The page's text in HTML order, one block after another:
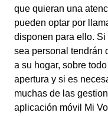
que quieran una
pueden optar por
disponen para ello.
sea personal tendrán
a su hogar, sobre
apertura y si es
muchas de las
aplicación móvil Mi